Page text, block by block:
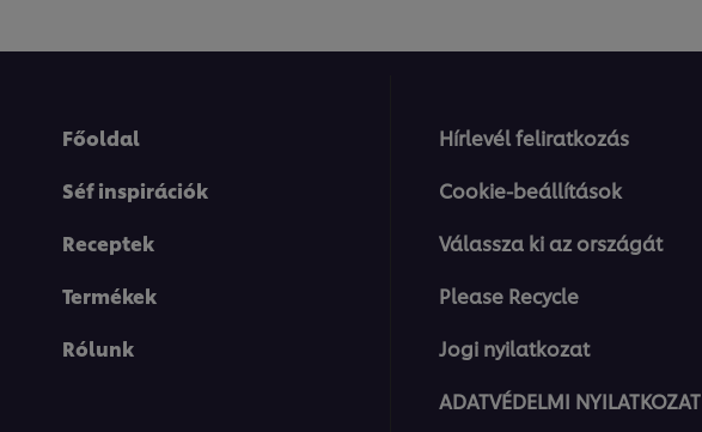
Főoldal
Séf inspirációk
Receptek
Termékek
Rólunk
Hírlevél feliratkozás
Cookie-beállítások
Válassza ki az országát
Please Recycle
Jogi nyilatkozat
ADATVÉDELMI NYILATKOZAT